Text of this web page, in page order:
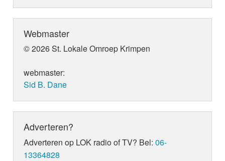
Webmaster
© 2026 St. Lokale Omroep Krimpen
webmaster:
Sid B. Dane
Adverteren?
Adverteren op LOK radio of TV? Bel:06-
13364828